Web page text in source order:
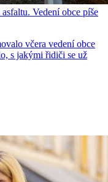
Vedení obce píše
včera vedení obce
s jakými řidiči se už